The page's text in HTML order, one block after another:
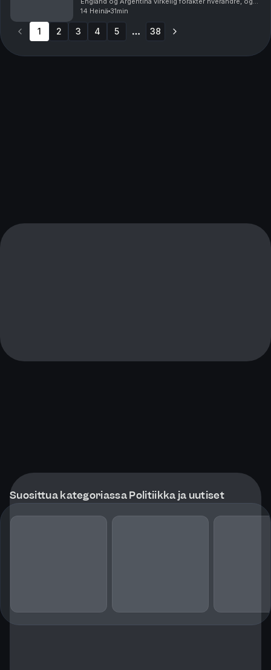
føltes det ikke som at den største stjernen manglet på
Slottsplassen?
14 Heinä 31min
1 2 3 4 5 38
Suosittua kategoriassa Politiikka ja uutiset